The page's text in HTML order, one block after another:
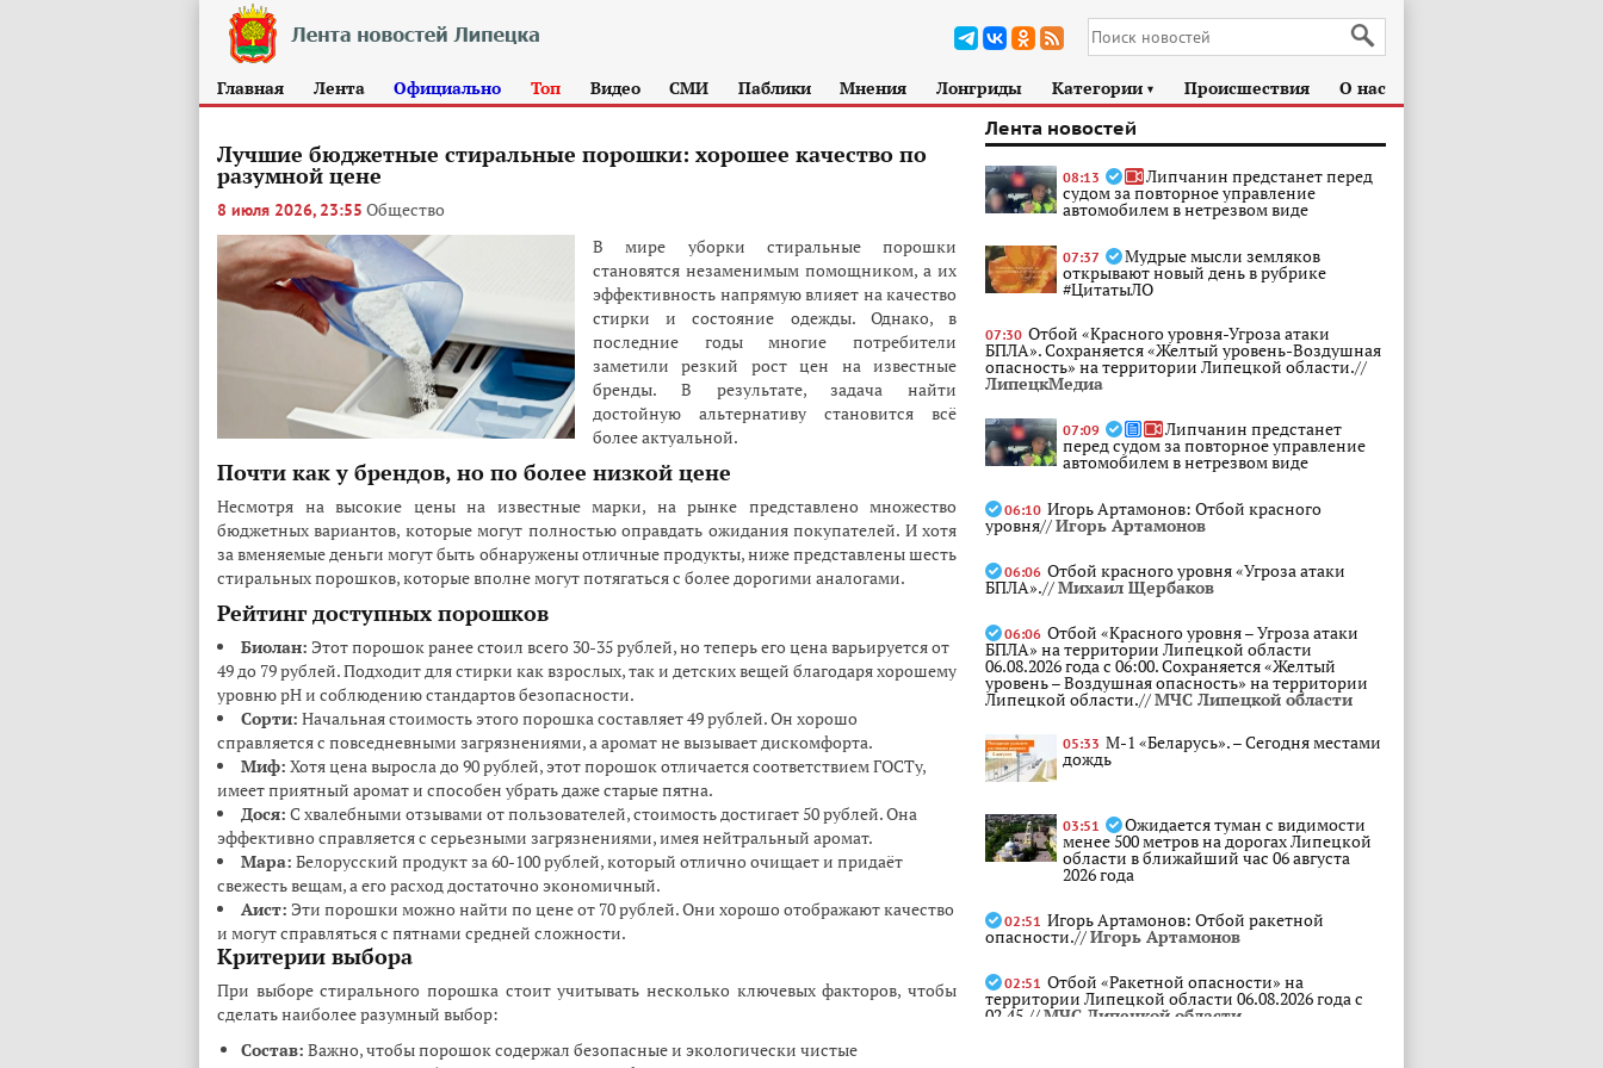
Главная Лента Официально Топ Видео СМИ Паблики Мнения Лонгриды Категории ► Происшествия О нас
Лучшие бюджетные стиральные порошки: хорошее качество по
разумной цене
8 июля 2026, 23:55 Общество
В мире уборки стиральные порошки
становятся незаменимым помощником, а их
эффективность напрямую влияет на качество
стирки и состояние одежды. Однако, в
последние годы многие потребители
заметили резкий рост цен на известные
бренды. В результате, задача найти
достойную альтернативу становится всё
более актуальной.
Почти как у брендов, но по более низкой цене
Несмотря на высокие цены на известные марки, на рынке представлено множество
бюджетных вариантов, которые могут полностью оправдать ожидания покупателей. И хотя
за вменяемые деньги могут быть обнаружены отличные продукты, ниже представлены шесть
стиральных порошков, которые вполне могут потягаться с более дорогими аналогами.
Рейтинг доступных порошков
Биолан: Этот порошок ранее стоил всего 30-35 рублей, но теперь его цена варьируется от
49 до 79 рублей. Подходит для стирки как взрослых, так и детских вещей благодаря хорошему
уровню pH и соблюдению стандартов безопасности.
Сорти: Начальная стоимость этого порошка составляет 49 рублей. Он хорошо
справляется с повседневными загрязнениями, а аромат не вызывает дискомфорта.
Миф: Хотя цена выросла до 90 рублей, этот порошок отличается соответствием ГОСТу,
имеет приятный аромат и способен убрать даже старые пятна.
Дося: С хвалебными отзывами от пользователей, стоимость достигает 50 рублей. Она
эффективно справляется с серьезными загрязнениями, имея нейтральный аромат.
Мара: Белорусский продукт за 60-100 рублей, который отлично очищает и придаёт
свежесть вещам, а его расход достаточно экономичный.
Аист: Эти порошки можно найти по цене от 70 рублей. Они хорошо отображают качество
и могут справляться с пятнами средней сложности.
Критерии выбора
При выборе стирального порошка стоит учитывать несколько ключевых факторов, чтобы
сделать наиболее разумный выбор:
Состав: Важно, чтобы порошок содержал безопасные и экологически чистые
Лента новостей
08:13 Липчанин предстанет перед
судом за повторное управление
автомобилем в нетрезвом виде
07:37 Мудрые мысли земляков
открывают новый день в рубрике
#ЦитатыЛО
07:30 Отбой «Красного уровня-Угроза атаки
БПЛА». Сохраняется «Желтый уровень-Воздушная
опасность» на территории Липецкой области.//
ЛипецкМедиа
07:09 Липчанин предстанет
перед судом за повторное управление
автомобилем в нетрезвом виде
06:10 Игорь Артамонов: Отбой красного
уровня//Игорь Артамонов
06:06 Отбой красного уровня «Угроза атаки
БПЛА».//Михаил Щербаков
06:06 Отбой «Красного уровня – Угроза атаки
БПЛА» на территории Липецкой области
06.08.2026 года с 06:00. Сохраняется «Желтый
уровень – Воздушная опасность» на территории
Липецкой области.//МЧС Липецкой области
05:33 М-1 «Беларусь». – Сегодня местами
дождь
03:51 Ожидается туман с видимости
менее 500 метров на дорогах Липецкой
области в ближайший час 06 августа
2026 года
02:51 Игорь Артамонов: Отбой ракетной
опасности.//Игорь Артамонов
02:51 Отбой «Ракетной опасности» на
территории Липецкой области 06.08.2026 года с
02.45.//МЧС Липецкой области